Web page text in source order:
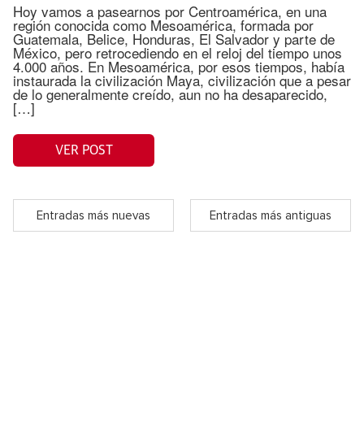
Hoy vamos a pasearnos por Centroamérica, en una
región conocida como Mesoamérica, formada por
Guatemala, Belice, Honduras, El Salvador y parte de
México, pero retrocediendo en el reloj del tiempo unos
4.000 años. En Mesoamérica, por esos tiempos, había
instaurada la civilización Maya, civilización que a pesar
de lo generalmente creído, aun no ha desaparecido,
[…]
VER POST
Entradas más nuevas Entradas más antiguas